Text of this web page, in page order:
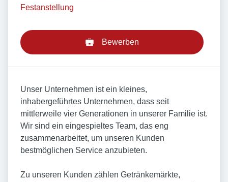
Festanstellung
Bewerben
Unser Unternehmen ist ein kleines,
inhabergeführtes Unternehmen, dass seit
mittlerweile vier Generationen in unserer Familie ist.
Wir sind ein eingespieltes Team, das eng
zusammenarbeitet, um unseren Kunden
bestmöglichen Service anzubieten.
Zu unseren Kunden zählen Getränkemärkte,